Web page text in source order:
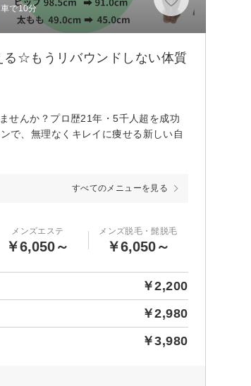
で10分
る☆もうリバウンドしない体質
せんか？プロ歴21年・5千人超を成功
で、無理なくキレイに痩せる新しい自
すべてのメニューを見る
メンズエステ
￥6,050～
メンズ脱毛・髭脱毛
￥6,050～
￥2,200
￥2,980
￥3,980